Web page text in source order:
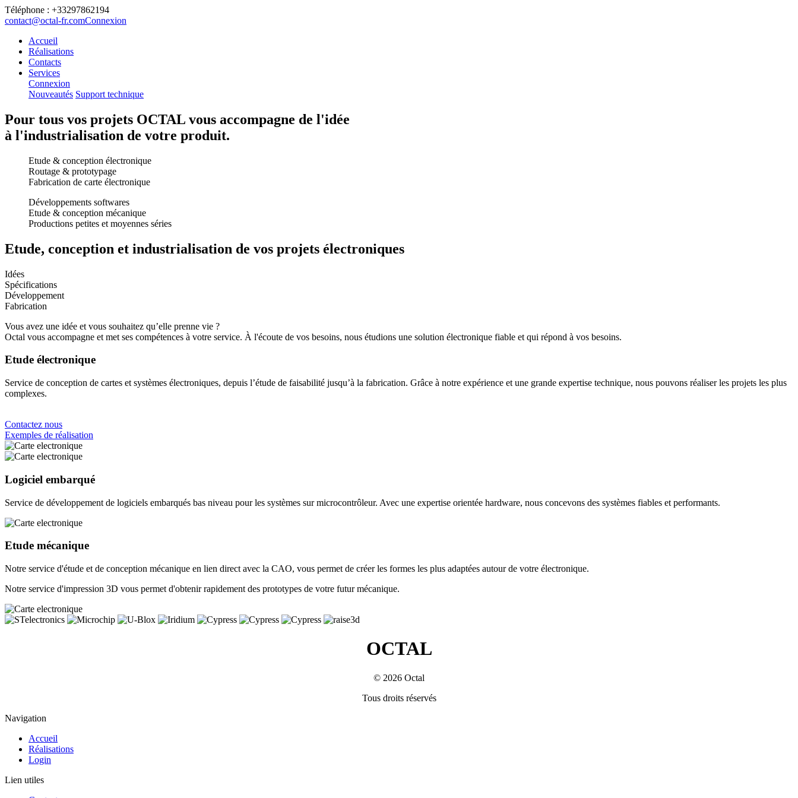
Téléphone : +33297862194
contact@octal-fr.comConnexion
Accueil
Réalisations
Contacts
Services
Connexion
Nouveautés Support technique
Pour tous vos projets OCTAL vous accompagne de l'idée
à l'industrialisation de votre produit.
Etude & conception électronique
Routage & prototypage
Fabrication de carte électronique
Développements softwares
Etude & conception mécanique
Productions petites et moyennes séries
Etude, conception et industrialisation de vos projets électroniques
Idées
Spécifications
Développement
Fabrication
Vous avez une idée et vous souhaitez qu’elle prenne vie ?
Octal vous accompagne et met ses compétences à votre service. À l'écoute de vos besoins, nous étudions une solution électronique fiable et qui répond à vos besoins.
Etude électronique
Service de conception de cartes et systèmes électroniques, depuis l’étude de faisabilité jusqu’à la fabrication. Grâce à notre expérience et une grande expertise technique, nous pouvons réaliser les projets les plus
complexes.
Contactez nous
Exemples de réalisation
Logiciel embarqué
Service de développement de logiciels embarqués bas niveau pour les systèmes sur microcontrôleur. Avec une expertise orientée hardware, nous concevons des systèmes fiables et performants.
Etude mécanique
Notre service d'étude et de conception mécanique en lien direct avec la CAO, vous permet de créer les formes les plus adaptées autour de votre électronique.
Notre service d'impression 3D vous permet d'obtenir rapidement des prototypes de votre futur mécanique.
OCTAL
© 2026 Octal
Tous droits réservés
Navigation
Accueil
Réalisations
Login
Lien utiles